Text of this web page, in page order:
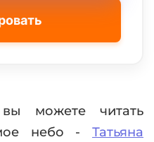
можете читать
небо - Татьяна